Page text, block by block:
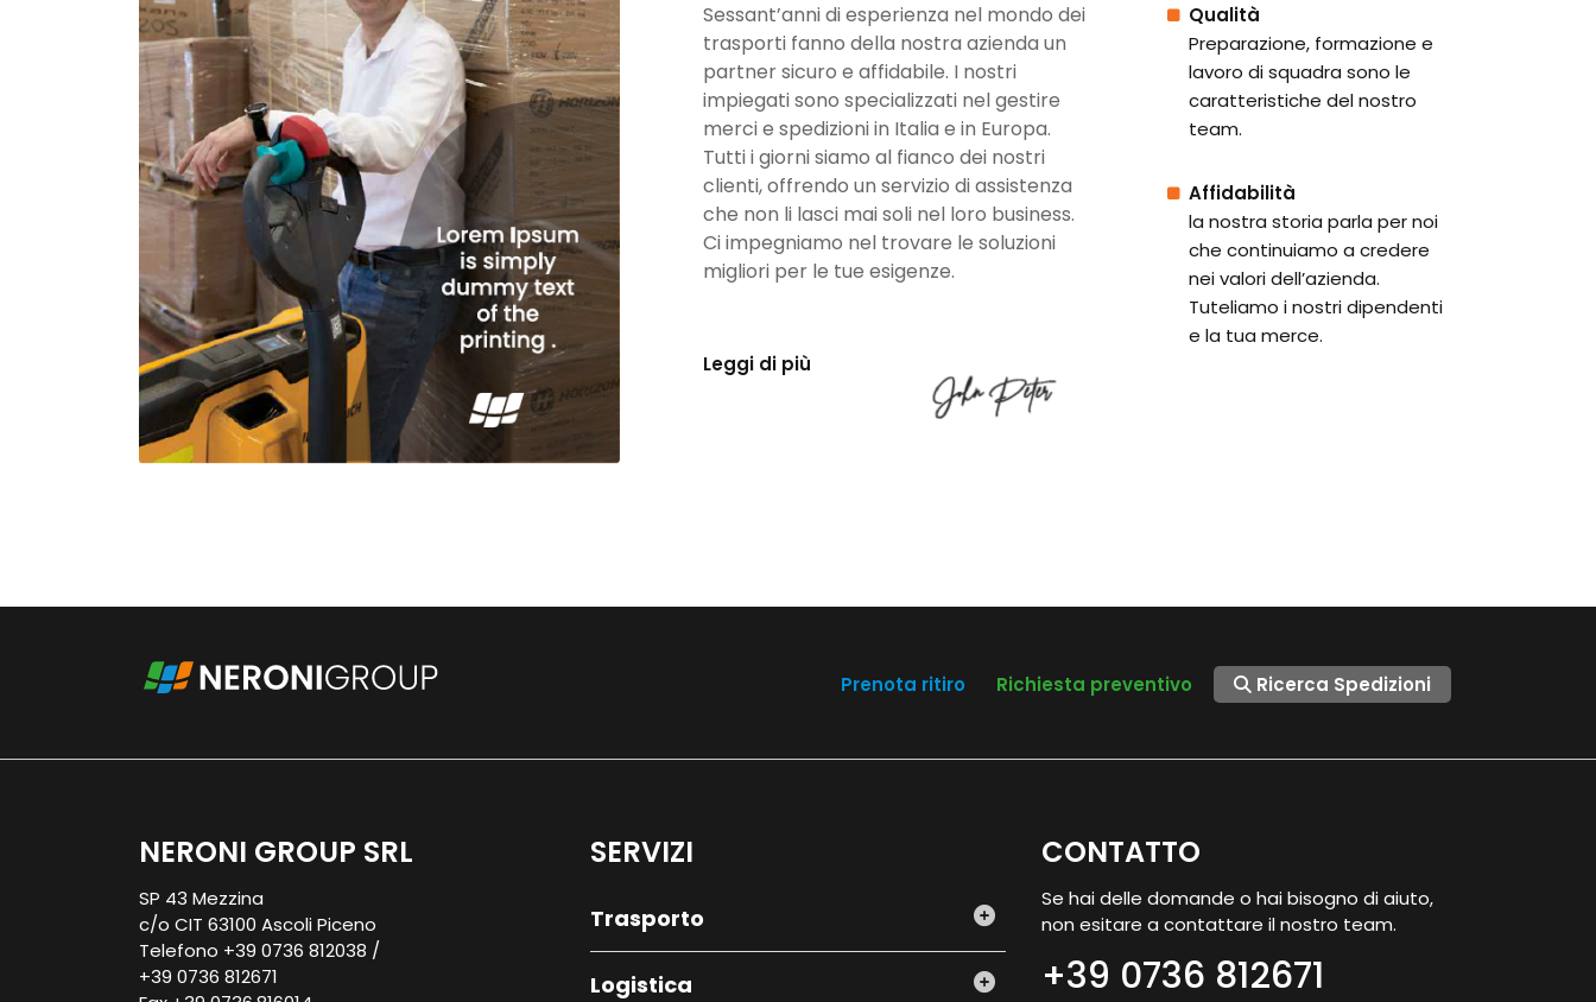
Sessant’anni di esperienza nel mondo dei
trasporti fanno della nostra azienda un
partner sicuro e affidabile. I nostri
impiegati sono specializzati nel gestire
merci e spedizioni in Italia e in Europa.
Tutti i giorni siamo al fianco dei nostri
clienti, offrendo un servizio di assistenza
che non li lasci mai soli nel loro business.
Ci impegniamo nel trovare le soluzioni
migliori per le tue esigenze.
Leggi di più
Qualità
Preparazione, formazione e
lavoro di squadra sono le
caratteristiche del nostro
team.
Affidabilità
la nostra storia parla per noi
che continuiamo a credere
nei valori dell’azienda.
Tuteliamo i nostri dipendenti
e la tua merce.
Prenota ritiro Richiesta preventivo Ricerca Spedizioni
NERONI GROUP SRL
SP 43 Mezzina
c/o CIT 63100 Ascoli Piceno
Telefono +39 0736 812038 /
+39 0736 812671
SERVIZI
Trasporto
Logistica
CONTATTO
Se hai delle domande o hai bisogno di aiuto,
non esitare a contattare il nostro team.
+39 0736 812671